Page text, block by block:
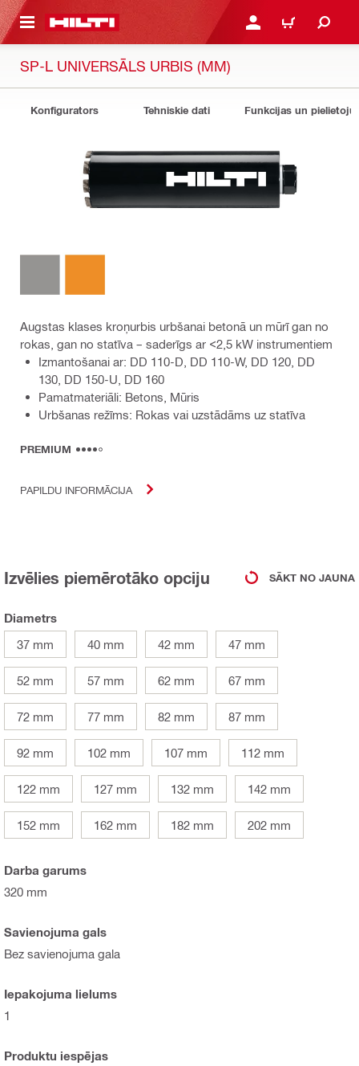
SATURU PIESLĒGTIES VAI
IEPIRKŠANĀS
SP-L UNIVERSĀLS URBIS (MM)
Konfigurators Tehniskie dati Funkcijas un
Augstas klases kroņurbis urbšanai betonā un mūrī gan no
rokas, gan no statīva – saderīgs ar <2,5 kW instrumentiem
Izmantošanai ar: DD 110-D, DD 110-W, DD 120, DD
130, DD 150-U, DD 160
Pamatmateriāli: Betons, Mūris
Urbšanas režīms: Rokas vai uzstādāms uz statīva
PREMIUM
PAPILDU INFORMĀCIJA
Izvēlies piemērotāko opciju SĀKT NO JAUNA
Diametrs
37 mm
40 mm 42 mm 47 mm
52 mm 57 mm 62 mm 67 mm
72 mm 77 mm 82 mm 87 mm
92 mm 102 mm 107 mm 112 mm
122 mm 127 mm 132 mm 142 mm
152 mm 162 mm 182 mm 202 mm
Darba garums
320 mm
Savienojuma gals
Bez savienojuma gala
Iepakojuma lielums
1
Produktu iespējas